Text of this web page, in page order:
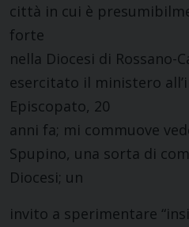
città in cui è
forte
nella Diocesi di Rossano-
esercitato il ministero
Episcopato, 20
anni fa; mi commuove
Spupino, una sorta di
Diocesi; un
invito a sperimentare